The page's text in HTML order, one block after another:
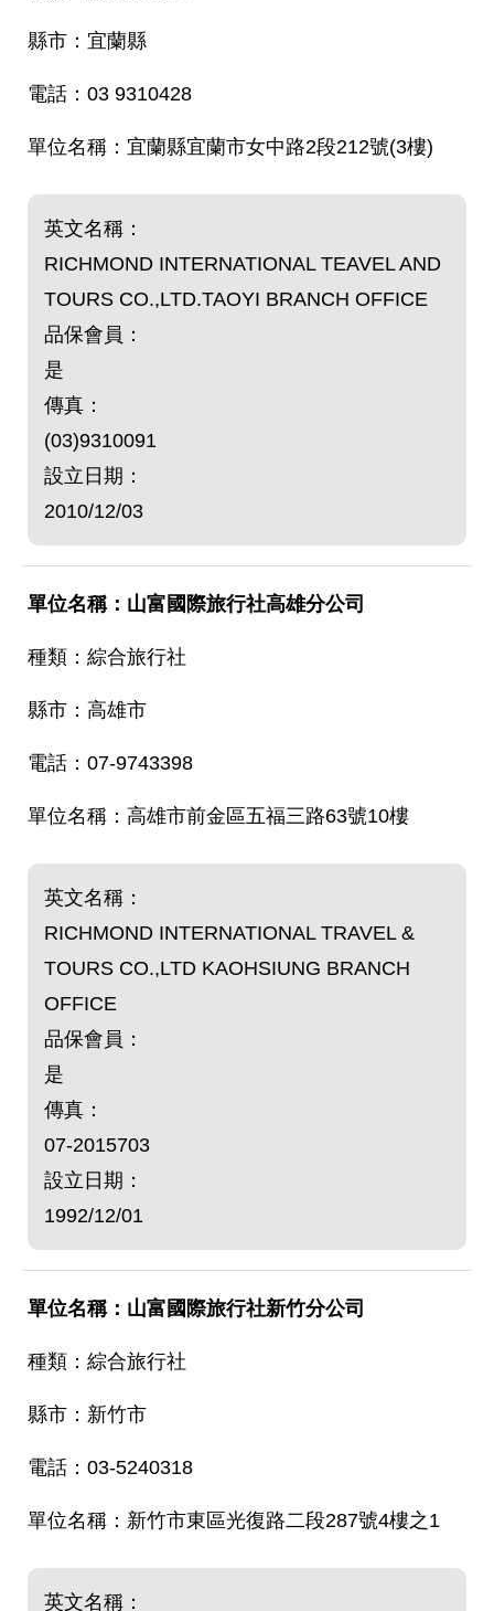
宜蘭縣
03 9310428
宜蘭縣宜蘭市女中路2段212號(3樓)
英文名稱：
RICHMOND INTERNATIONAL TEAVEL AND
TOURS CO.,LTD.TAOYI BRANCH OFFICE
品保會員：
是
傳真：
(03)9310091
設立日期：
2010/12/03
山富國際旅行社高雄分公司
綜合旅行社
高雄市
07-9743398
高雄市前金區五福三路63號10樓
英文名稱：
RICHMOND INTERNATIONAL TRAVEL &
TOURS CO.,LTD KAOHSIUNG BRANCH
OFFICE
品保會員：
是
傳真：
07-2015703
設立日期：
1992/12/01
山富國際旅行社新竹分公司
綜合旅行社
新竹市
03-5240318
新竹市東區光復路二段287號4樓之1
英文名稱：